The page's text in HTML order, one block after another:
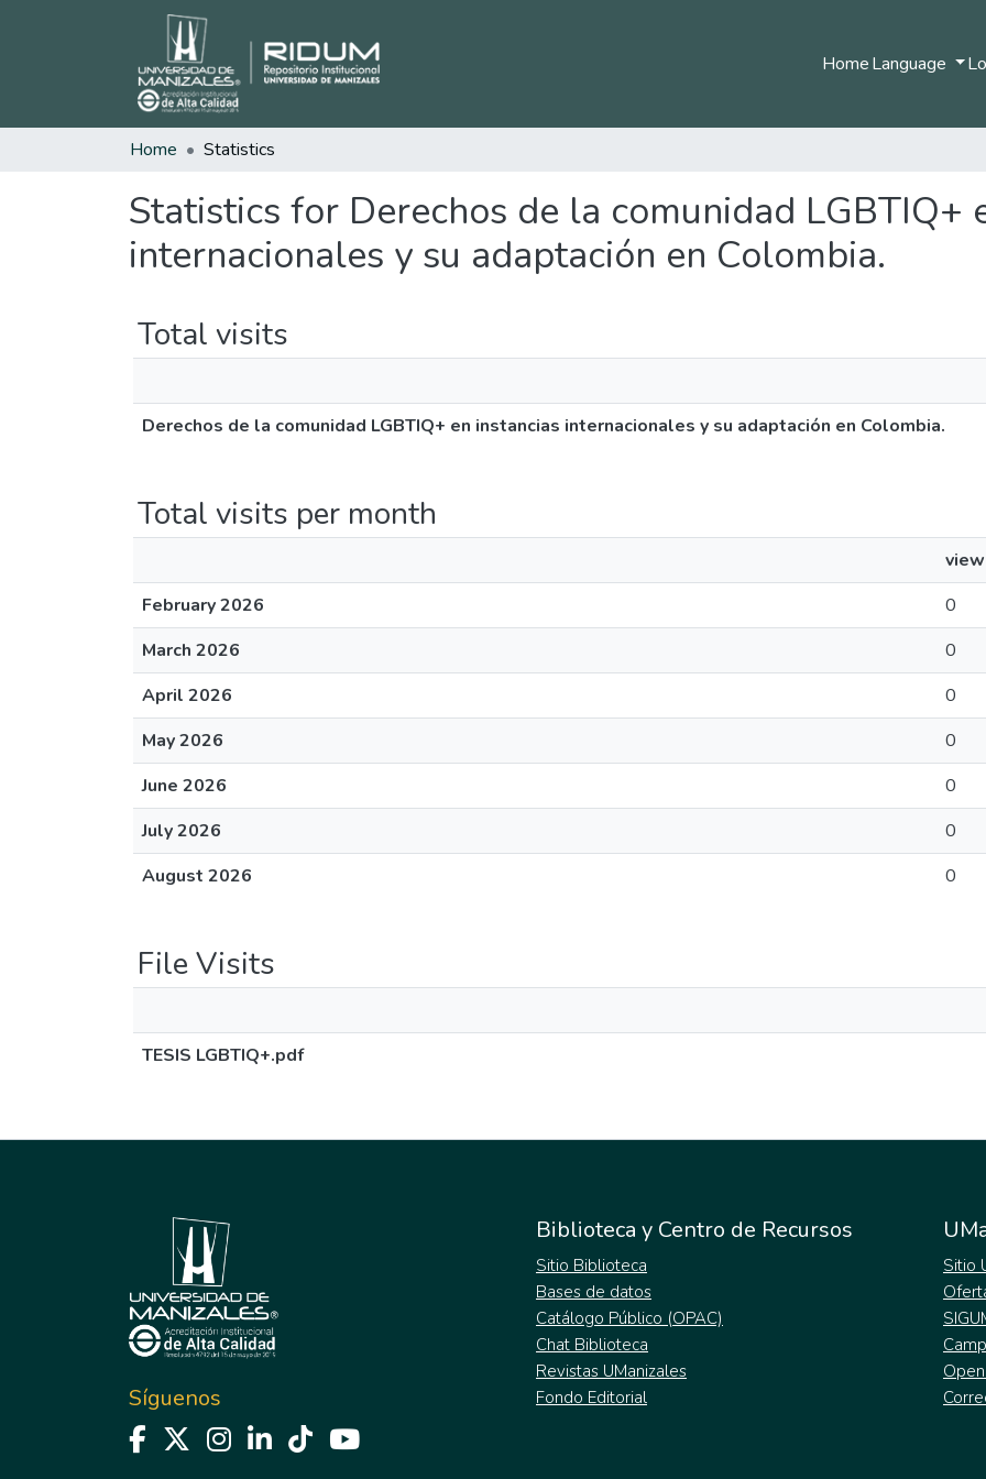
HomeLanguage
Home Statistics
Statistics for Derechos de la comunidad LGBTIQ+
internacionales y su adaptación en Colombia.
Total visits
Derechos de la comunidad LGBTIQ+ en instancias internacionales y su adaptación en Colombia.
Total visits per month
February 2026
0
March 2026
0
April 2026
0
May 2026
0
June 2026
0
July 2026
0
August 2026
0
File Visits
TESIS LGBTIQ+.pdf
Síguenos
Biblioteca y Centro de Recursos
Sitio Biblioteca
Bases de datos
Catálogo Público (OPAC)
Chat Biblioteca
Revistas UManizales
Fondo Editorial
Sitio